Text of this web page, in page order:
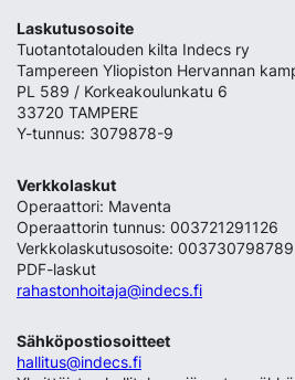
Laskutusosoite
Tuotantotalouden kilta Indecs ry
Tampereen Yliopiston Hervannan
PL 589 / Korkeakoulunkatu 6
33720 TAMPERE
Y-tunnus: 3079878-9
Verkkolaskut
Operaattori: Maventa
Operaattorin tunnus: 003721291126
Verkkolaskutusosoite: 003730798789
PDF-laskut
rahastonhoitaja@indecs.fi
Sähköpostiosoitteet
hallitus@indecs.fi